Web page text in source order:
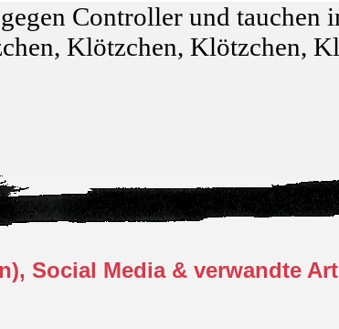
Controller und
Klötzchen, Klötzchen,
Social Media & verwandte